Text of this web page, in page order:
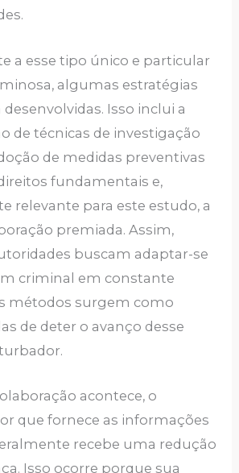
a esse tipo único e particular
algumas estratégias
Isso inclui a
de técnicas de investigação
de medidas preventivas
fundamentais e,
relevante para este estudo, a
premiada. Assim,
buscam adaptar-se
criminal em constante
métodos surgem como
de deter o avanço desse
acontece, o
que fornece as informações
recebe uma redução
Isso ocorre porque sua